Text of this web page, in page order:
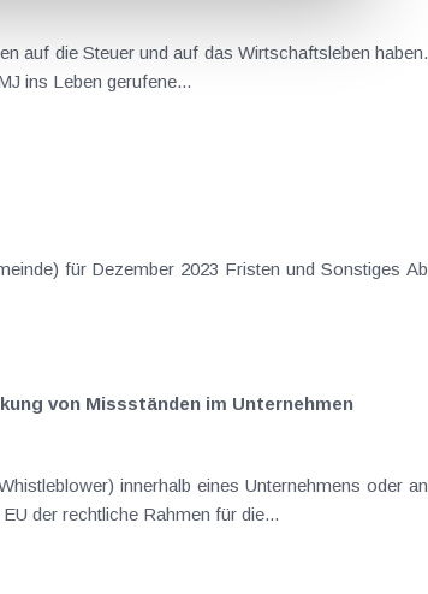
auf die Steuer und auf das Wirtschaftsleben haben.
Das von BMF und BMJ ins Leben gerufene...
von Missständen im Unternehmen
innerhalb eines Unternehmens oder an
der rechtliche Rahmen für die...